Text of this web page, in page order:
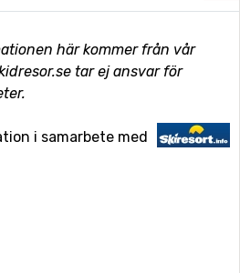
här kommer från vår
tar ej ansvar för
i samarbete med